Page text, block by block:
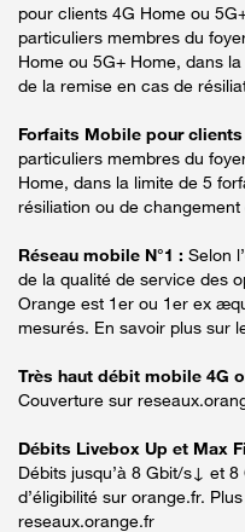
pour clients 4G Home ou
particuliers membres du
Home ou 5G+ Home, dans
de la remise en cas de
Forfaits Mobile pour clients
particuliers membres du
Home, dans la limite de 5
résiliation ou de changement
Réseau mobile N°1 : Selon
de la qualité de service des
Orange est 1er ou 1er ex
mesurés. En savoir plus sur
Très haut débit mobile 4G
Couverture sur
Débits Livebox Up et Max
Débits jusqu’à 8 Gbit/s↓ et
d’éligibilité sur orange.fr.
reseaux.orange.fr